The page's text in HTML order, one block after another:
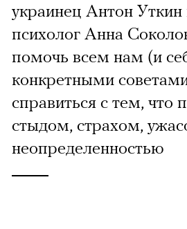
украинец Антон Уткин
психолог Анна
помочь всем нам (и
конкретными
справиться с тем, что
стыдом, страхом,
неопределенностью